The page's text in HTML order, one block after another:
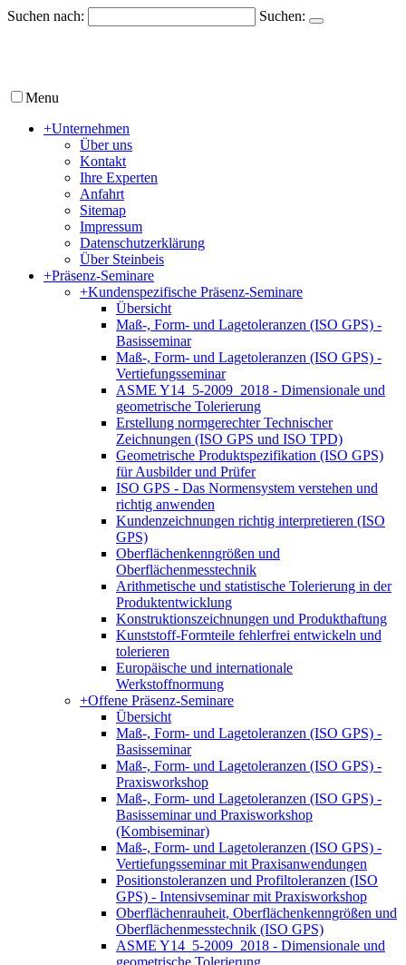
Suchen nach: Suchen:
Menu
+Unternehmen
Über uns
Kontakt
Ihre Experten
Anfahrt
Sitemap
Impressum
Datenschutzerklärung
Über Steinbeis
+Präsenz-Seminare
+Kundenspezifische Präsenz-Seminare
Übersicht
Maß-, Form- und Lagetoleranzen (ISO GPS) -
Basisseminar
Maß-, Form- und Lagetoleranzen (ISO GPS) -
Vertiefungsseminar
ASME Y14_5-2009_2018 - Dimensionale und
geometrische Tolerierung
Erstellung normgerechter Technischer
Zeichnungen (ISO GPS und ISO TPD)
Geometrische Produktspezifikation (ISO GPS)
für Ausbilder und Prüfer
ISO GPS - Das Normensystem verstehen und
richtig anwenden
Kundenzeichnungen richtig interpretieren (ISO
GPS)
Oberflächenkenngrößen und
Oberflächenmesstechnik
Arithmetische und statistische Tolerierung in der
Produktentwicklung
Konstruktionszeichnungen und Produkthaftung
Kunststoff-Formteile fehlerfrei entwickeln und
tolerieren
Europäische und internationale
Werkstoffnormung
+Offene Präsenz-Seminare
Übersicht
Maß-, Form- und Lagetoleranzen (ISO GPS) -
Basisseminar
Maß-, Form- und Lagetoleranzen (ISO GPS) -
Praxisworkshop
Maß-, Form- und Lagetoleranzen (ISO GPS) -
Basisseminar und Praxisworkshop
(Kombiseminar)
Maß-, Form- und Lagetoleranzen (ISO GPS) -
Vertiefungsseminar mit Praxisanwendungen
Positionstoleranzen und Profiltoleranzen (ISO
GPS) - Intensivseminar mit Praxisworkshop
Oberflächenrauheit, Oberflächenkenngrößen und
Oberflächenmesstechnik (ISO GPS)
ASME Y14_5-2009_2018 - Dimensionale und
geometrische Tolerierung